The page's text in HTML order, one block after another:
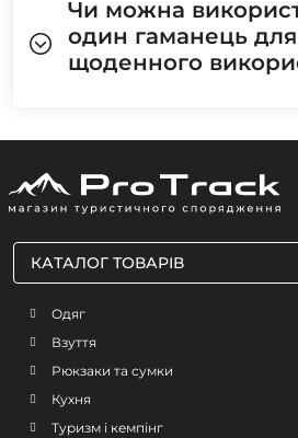
Чи можна
один гаманець
щоденного
КАТАЛОГ ТОВАРІВ
Одяг
Взуття
Рюкзаки та сумки
Кухня
Туризм і кемпінг